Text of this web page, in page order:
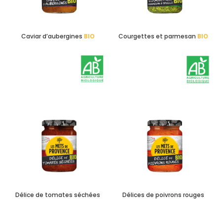
Caviar d’aubergines BIO Courgettes et parmesan BIO
Délice de tomates séchées
Délices de poivrons rouges